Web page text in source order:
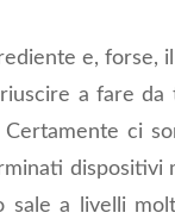
e, forse,
a fare
ci
dispositivi
sale a livelli